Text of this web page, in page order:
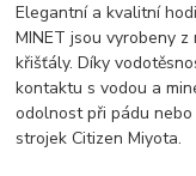
Elegantní a kvalitní
MINET jsou vyrobeny
křišťály. Díky
kontaktu s vodou a
odolnost při pádu
strojek Citizen Miyota.